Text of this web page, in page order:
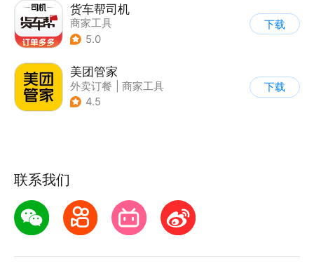
货车帮司机
商家工具
5.0
下载
美团管家
外卖订餐
商家工具
4.5
下载
联系我们